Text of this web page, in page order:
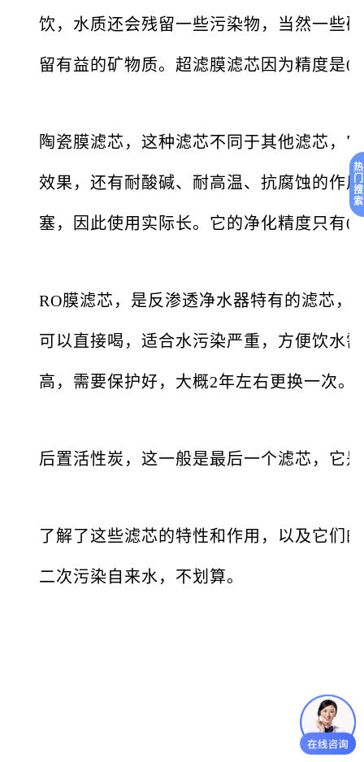
饮，水质还会残留一些污染物，当然一些
留有益的矿物质。超滤膜滤芯因为精度是
陶瓷膜滤芯，这种滤芯不同于其他滤芯，
效果，还有耐酸碱、耐高温、抗腐蚀的作
塞，因此使用实际长。它的净化精度只有
RO膜滤芯，是反渗透净水器特有的滤芯，
可以直接喝，适合水污染严重，方便饮水
高，需要保护好，大概2年左右更换一次。
后置活性炭，这一般是最后一个滤芯，它
了解了这些滤芯的特性和作用，以及它们
二次污染自来水，不划算。
热
门
搜
索